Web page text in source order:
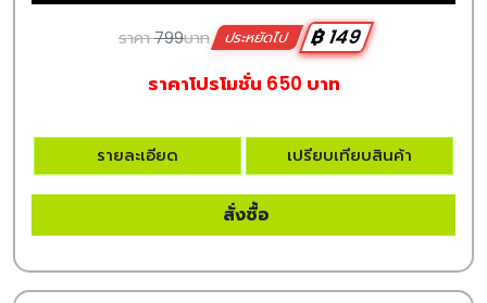
ราคา799บาท ประหยัดไป
฿ 149
ราคาโปรโมชั่น 650 บาท
รายละเอียด เปรียบเทียบสินค้า
สั่งซื้อ